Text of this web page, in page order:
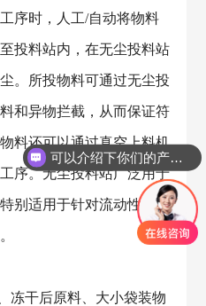
序时，人工/自动将物料
投料站内，在无尘投料站
。所投物料可通过无尘投
和异物拦截，从而保证符
料还可以通过真空上料机
序。无尘投料站广泛用于
别适用于针对流动性较差
冻干后原料、大小袋装物
可以介绍下你们的产品么？